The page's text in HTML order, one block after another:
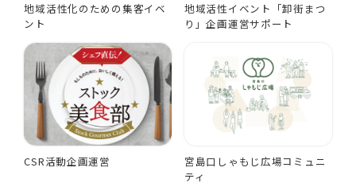
地域活性化のための集客イベ
ント
地域活性イベント「卸街まつ
り」企画運営サポート
CSR活動企画運営
宮島口しゃもじ広場コミュニ
ティ